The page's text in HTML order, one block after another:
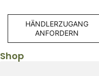
HÄNDLERZUGANG
ANFORDERN
Shop